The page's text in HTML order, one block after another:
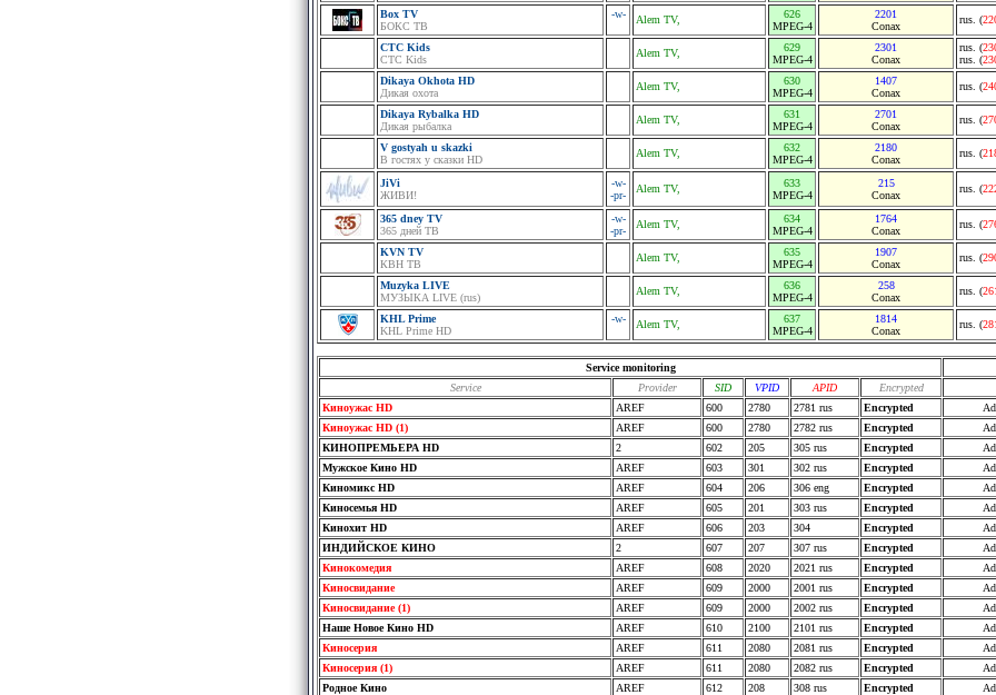
Box TV
БОКС ТВ
-w- Alem TV,
626
MPEG-4
2201
Conax
rus. (
CTC Kids
СТС Kids
Alem TV,
629
MPEG-4
2301
Conax
rus. (
rus. (
Dikaya Okhota HD
Дикая охота
Alem TV,
630
MPEG-4
1407
Conax
rus. (
Dikaya Rybalka HD
Дикая рыбалка
Alem TV,
631
MPEG-4
2701
Conax
rus. (
V gostyah u skazki
В гостях у сказки HD
Alem TV,
632
MPEG-4
2180
Conax
rus. (
JiVi
ЖИВИ!
-w-
-pr-
Alem TV,
633
MPEG-4
215
Conax
rus. (
365 dney TV
365 дней ТВ
-w-
-pr-
Alem TV,
634
MPEG-4
1764
Conax
rus. (
KVN TV
КВН ТВ
Alem TV,
635
MPEG-4
1907
Conax
rus. (
Muzyka LIVE
МУЗЫКА LIVE (rus)
Alem TV,
636
MPEG-4
258
Conax
rus. (261
KHL Prime
KHL Prime HD
-w- Alem TV,
637
MPEG-4
1814
Conax
rus. (
Service monitoring
Service
Provider SID VPID APID Encrypted
Киноужас HD
AREF 600 2780 2781 rus Encrypted
Киноужас HD (1)
AREF 600 2780 2782 rus Encrypted
КИНОПРЕМЬЕРА HD
2 602 205 305 rus Encrypted
Мужское Кино HD
AREF 603 301 302 rus Encrypted
Киномикс HD
AREF 604 206 306 eng Encrypted
Киносемья HD
AREF 605 201 303 rus Encrypted
Кинохит HD
AREF 606 203 304 Encrypted
ИНДИЙСКОЕ КИНО
2 607 207 307 rus Encrypted
Кинокомедия
AREF 608 2020 2021 rus Encrypted
Киносвидание
AREF 609 2000 2001 rus Encrypted
Киносвидание (1)
AREF 609 2000 2002 rus Encrypted
Наше Новое Кино HD
AREF 610 2100 2101 rus Encrypted
Киносерия
AREF 611 2080 2081 rus Encrypted
Киносерия (1)
AREF 611 2080 2082 rus Encrypted
Родное Кино
AREF 612 208 308 rus Encrypted